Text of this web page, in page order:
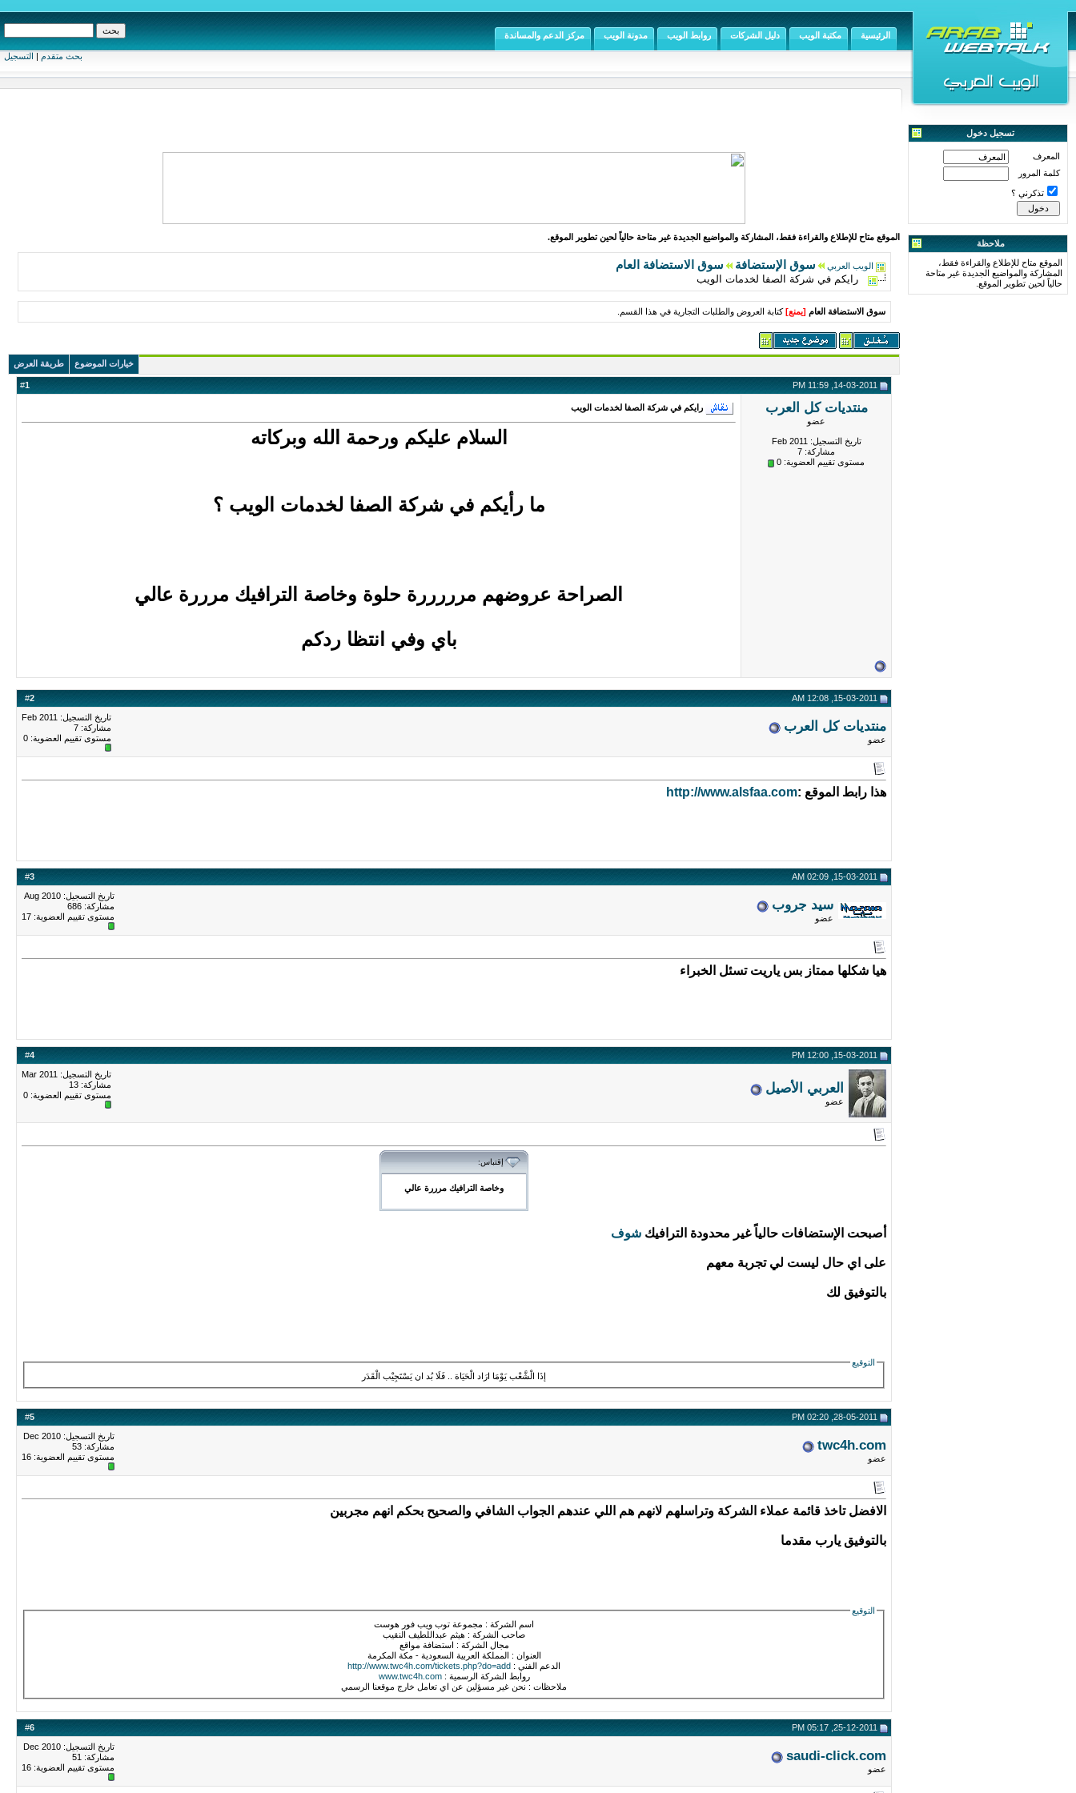
بحث متقدم | التسجيل
الرئيسية مكتبة الويب دليل الشركات روابط الويب مدونة الويب مركز الدعم والمساندة
تسجيل دخول
المعرف
كلمة المرور
تذكرني ؟
ملاحظة
الموقع متاح للإطلاع والقراءة فقط،
المشاركة والمواضيع الجديدة غير متاحة
حالياً لحين تطوير الموقع.
الموقع متاح للإطلاع والقراءة فقط، المشاركة والمواضيع الجديدة غير متاحة حالياً لحين تطوير الموقع.
الويب العربي سوق الإستضافة سوق الاستضافة العام
رايكم في شركة الصفا لخدمات الويب
سوق الاستضافة العام [يمنع] كتابة العروض والطلبات التجارية في هذا القسم.
خيارات الموضوع طريقة العرض
#1
منتديات كل العرب
عضو
تاريخ التسجيل: Feb 2011
مشاركة: 7
مستوى تقييم العضوية: 0
رايكم في شركة الصفا لخدمات الويب
السلام عليكم ورحمة الله وبركاته
ما رأيكم في شركة الصفا لخدمات الويب ؟
الصراحة عروضهم مرررررة حلوة وخاصة الترافيك مرررة عالي
باي وفي انتظا ردكم
#2
منتديات كل العرب
عضو
تاريخ التسجيل: Feb 2011
مشاركة: 7
مستوى تقييم العضوية: 0
هذا رابط الموقع :http://www.alsfaa.com
#3
سيد جروب
عضو
تاريخ التسجيل: Aug 2010
مشاركة: 686
مستوى تقييم العضوية: 17
هيا شكلها ممتاز بس ياريت تسئل الخبراء
#4
العربي الأصيل
عضو
تاريخ التسجيل: Mar 2011
مشاركة: 13
مستوى تقييم العضوية: 0
إقتباس:
وخاصة الترافيك مرررة عالي
أصبحت الإستضافات حالياً غير محدودة الترافيك شوف
على اي حال ليست لي تجربة معهم
بالتوفيق لك
التوقيع
إذَا الْشَّعْب يَوْمَا ارَاد الْحَيَاة .. فَلَا بُد ان يَسْتَجِيْب الْقَدَر
#5
twc4h.com
عضو
تاريخ التسجيل: Dec 2010
مشاركة: 53
مستوى تقييم العضوية: 16
الافضل تاخذ قائمة عملاء الشركة وتراسلهم لانهم هم اللي عندهم الجواب الشافي والصحيح بحكم انهم مجربين
بالتوفيق يارب مقدما
التوقيع
اسم الشركة : مجموعة توب ويب فور هوست
صاحب الشركة : هيثم عبداللطيف النقيب
مجال الشركة : استضافة مواقع
العنوان : المملكة العربية السعودية - مكة المكرمة
الدعم الفني : http://www.twc4h.com/tickets.php?do=add
روابط الشركة الرسمية :www.twc4h.com
ملاحظات : نحن غير مسؤلين عن اي تعامل خارج موقعنا الرسمي
#6
saudi-click.com
عضو
تاريخ التسجيل: Dec 2010
مشاركة: 51
مستوى تقييم العضوية: 16